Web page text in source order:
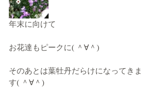
年末に向けて
お花達もピークに( ＾∀＾)
そのあとは葉牡丹だらけになってきま
す( ＾∀＾)